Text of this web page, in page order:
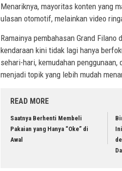
Menariknya, mayoritas konten yang
ulasan otomotif, melainkan video
Ramainya pembahasan Grand
kendaraan kini tidak lagi hanya
sehari-hari, kemudahan
menjadi topik yang lebih mudah
READ MORE
Saatnya Berhenti Membeli
Pakaian yang Hanya “Oke” di
Awal